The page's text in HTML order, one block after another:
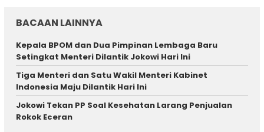
BACAAN LAINNYA
Kepala BPOM dan Dua Pimpinan Lembaga Baru
Setingkat Menteri Dilantik Jokowi Hari Ini
Tiga Menteri dan Satu Wakil Menteri Kabinet
Indonesia Maju Dilantik Hari Ini
Jokowi Tekan PP Soal Kesehatan Larang Penjualan
Rokok Eceran